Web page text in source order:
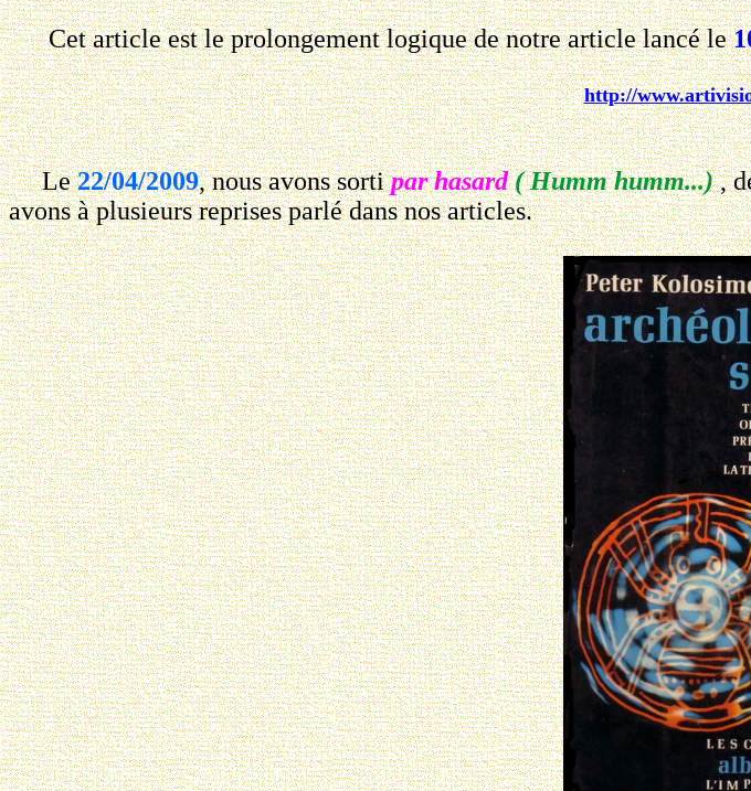
Cet article est le prolongement logique de notre article lancé le
http://
Le22/04/2009, nous avons sortipar hasard ( Humm humm...),
avons à plusieurs reprises parlé dans nos articles.